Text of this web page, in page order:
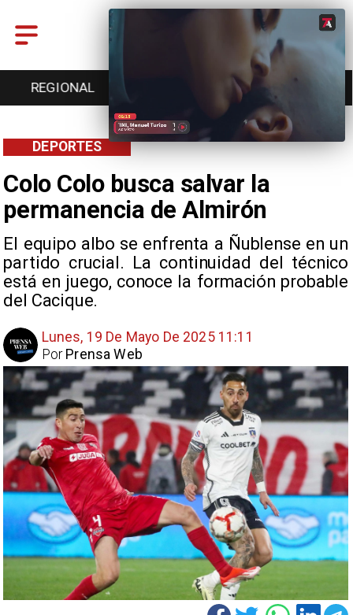
ENTRETENCIÓN CULTURA
Colo Colo busca salvar la
permanencia de Almirón
El equipo albo se enfrenta a Ñublense en un
partido crucial. La continuidad del técnico
está en juego, conoce la formación probable
del Cacique.
DEPORTES
Lunes, 19 De Mayo De 2025 11:11
Prensa Web
Por